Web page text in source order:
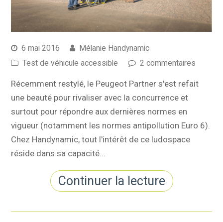
6 mai 2016
Mélanie Handynamic
Test de véhicule accessible
2 commentaires
Récemment restylé, le Peugeot Partner s'est refait
une beauté pour rivaliser avec la concurrence et
surtout pour répondre aux dernières normes en
vigueur (notamment les normes antipollution Euro 6).
Chez Handynamic, tout l'intérêt de ce ludospace
réside dans sa capacité…
Continuer la lecture